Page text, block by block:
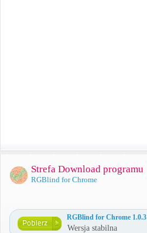
Strefa Download programu
RGBlind for Chrome
RGBlind for Chrome 1.0.3
Wersja stabilna